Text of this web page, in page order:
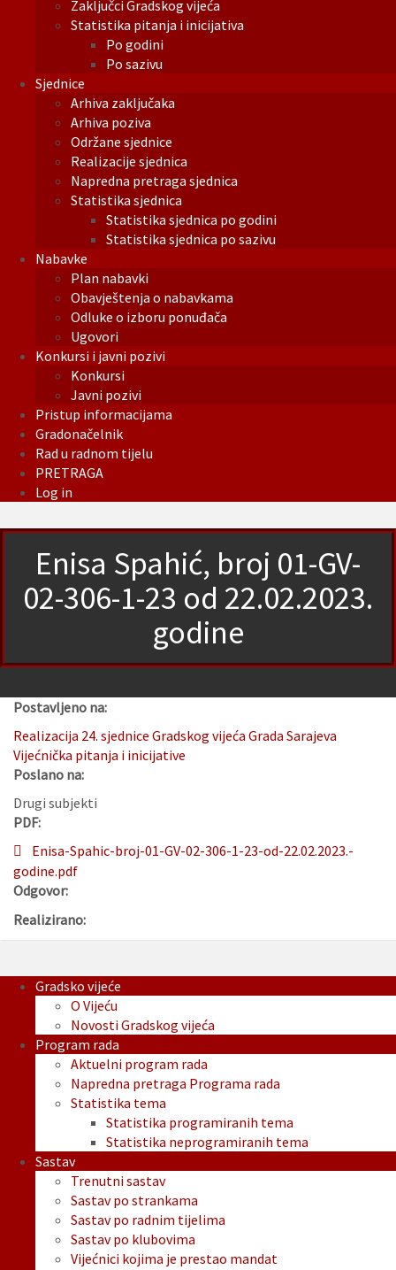
Zaključci Gradskog vijeća
Statistika pitanja i inicijativa
Po godini
Po sazivu
Sjednice
Arhiva zaključaka
Arhiva poziva
Održane sjednice
Realizacije sjednica
Napredna pretraga sjednica
Statistika sjednica
Statistika sjednica po godini
Statistika sjednica po sazivu
Nabavke
Plan nabavki
Obavještenja o nabavkama
Odluke o izboru ponuđača
Ugovori
Konkursi i javni pozivi
Konkursi
Javni pozivi
Pristup informacijama
Gradonačelnik
Rad u radnom tijelu
PRETRAGA
Log in
Enisa Spahić, broj 01-GV-
02-306-1-23 od 22.02.2023.
godine
Postavljeno na:
Realizacija 24. sjednice Gradskog vijeća Grada Sarajeva
Vijećnička pitanja i inicijative
Poslano na:
Drugi subjekti
PDF:
Enisa-Spahic-broj-01-GV-02-306-1-23-od-22.02.2023.-
godine.pdf
Odgovor:
Realizirano:
Gradsko vijeće
O Vijeću
Novosti Gradskog vijeća
Program rada
Aktuelni program rada
Napredna pretraga Programa rada
Statistika tema
Statistika programiranih tema
Statistika neprogramiranih tema
Sastav
Trenutni sastav
Sastav po strankama
Sastav po radnim tijelima
Sastav po klubovima
Vijećnici kojima je prestao mandat